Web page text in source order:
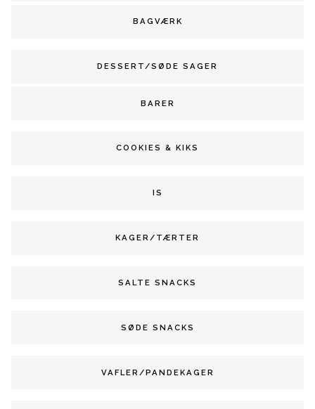
BAGVÆRK
DESSERT/SØDE SAGER
BARER
COOKIES & KIKS
IS
KAGER/TÆRTER
SALTE SNACKS
SØDE SNACKS
VAFLER/PANDEKAGER